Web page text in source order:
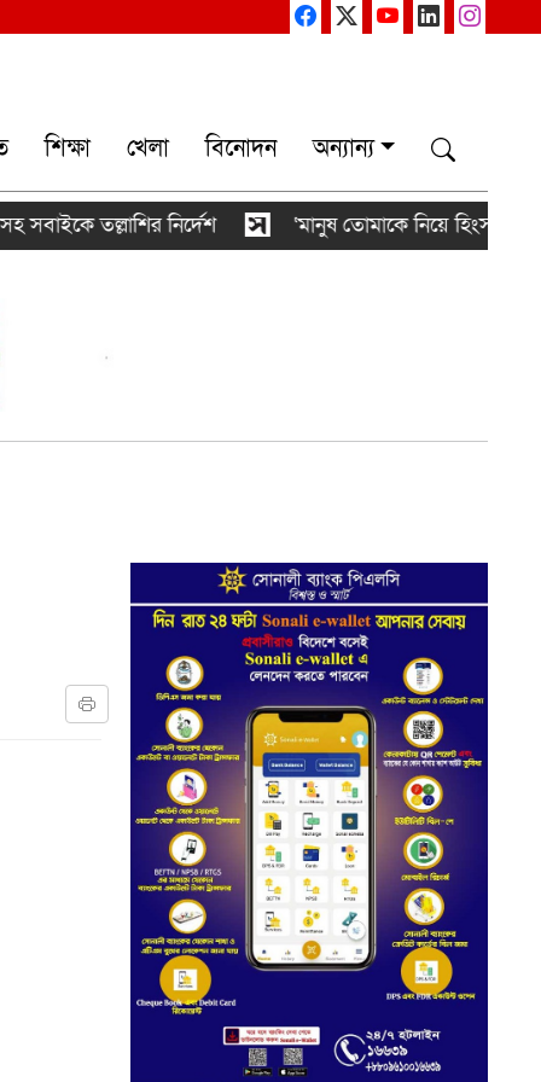
শিক্ষা খেলা বিনোদন অন্যান্য
নির্দেশ ‘মানুষ তোমাকে নিয়ে হিংসা করবে, এটাই